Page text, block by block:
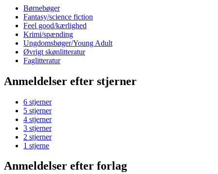
Børnebøger
Fantasy/science fiction
Feel good/kærlighed
Krimi/spænding
Ungdomsbøger/Young Adult
Øvrigt skønlitteratur
Faglitteratur
Anmeldelser efter stjerner
6 stjerner
5 stjerner
4 stjerner
3 stjerner
2 stjerner
1 stjerne
Anmeldelser efter forlag